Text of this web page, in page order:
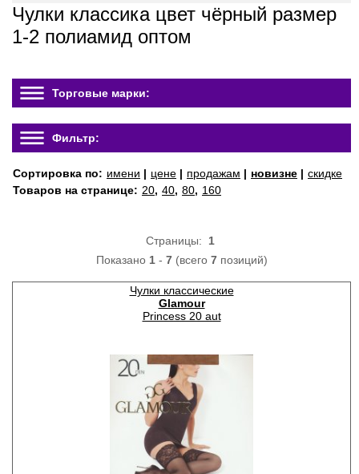
Чулки классика цвет чёрный размер
1-2 полиамид оптом
Торговые марки:
Фильтр:
Сортировка по: имени | цене | продажам | новизне | скидке
Товаров на странице: 20, 40, 80, 160
Страницы: 1
Показано 1- 7(всего 7позиций)
Чулки классические
Glamour
Princess 20 aut